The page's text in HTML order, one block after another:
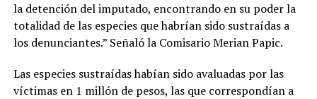
la detención del imputado, encontrando en su poder la
totalidad de las especies que habrían sido sustraídas a
los denunciantes.” Señaló la Comisario Merian Papic.
Las especies sustraídas habían sido avaluadas por las
víctimas en 1 millón de pesos, las que correspondían a